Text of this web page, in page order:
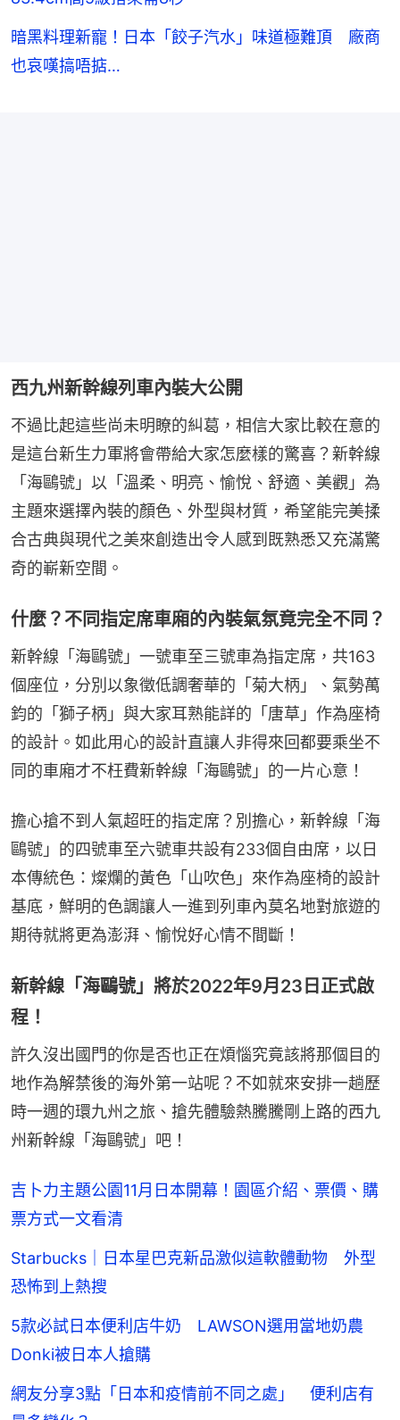
暗黑料理新寵！日本「餃子汽水」味道極難頂 廠商
也哀嘆搞唔掂…
西九州新幹線列車內裝大公開
不過比起這些尚未明瞭的糾葛，相信大家比較在意的
是這台新生力軍將會帶給大家怎麼樣的驚喜？新幹線
「海鷗號」以「溫柔、明亮、愉悅、舒適、美觀」為
主題來選擇內裝的顏色、外型與材質，希望能完美揉
合古典與現代之美來創造出令人感到既熟悉又充滿驚
奇的嶄新空間。
什麼？不同指定席車廂的內裝氣氛竟完全不同？
新幹線「海鷗號」一號車至三號車為指定席，共163
個座位，分別以象徵低調奢華的「菊大柄」、氣勢萬
鈞的「獅子柄」與大家耳熟能詳的「唐草」作為座椅
的設計。如此用心的設計直讓人非得來回都要乘坐不
同的車廂才不枉費新幹線「海鷗號」的一片心意！
擔心搶不到人氣超旺的指定席？別擔心，新幹線「海
鷗號」的四號車至六號車共設有233個自由席，以日
本傳統色：燦爛的黃色「山吹色」來作為座椅的設計
基底，鮮明的色調讓人一進到列車內莫名地對旅遊的
期待就將更為澎湃、愉悅好心情不間斷！
新幹線「海鷗號」將於2022年9月23日正式啟
程！
許久沒出國門的你是否也正在煩惱究竟該將那個目的
地作為解禁後的海外第一站呢？不如就來安排一趟歷
時一週的環九州之旅、搶先體驗熱騰騰剛上路的西九
州新幹線「海鷗號」吧！
吉卜力主題公園11月日本開幕！園區介紹、票價、購
票方式一文看清
Starbucks｜日本星巴克新品激似這軟體動物 外型
恐怖到上熱搜
5款必試日本便利店牛奶 LAWSON選用當地奶農
Donki被日本人搶購
網友分享3點「日本和疫情前不同之處」 便利店有